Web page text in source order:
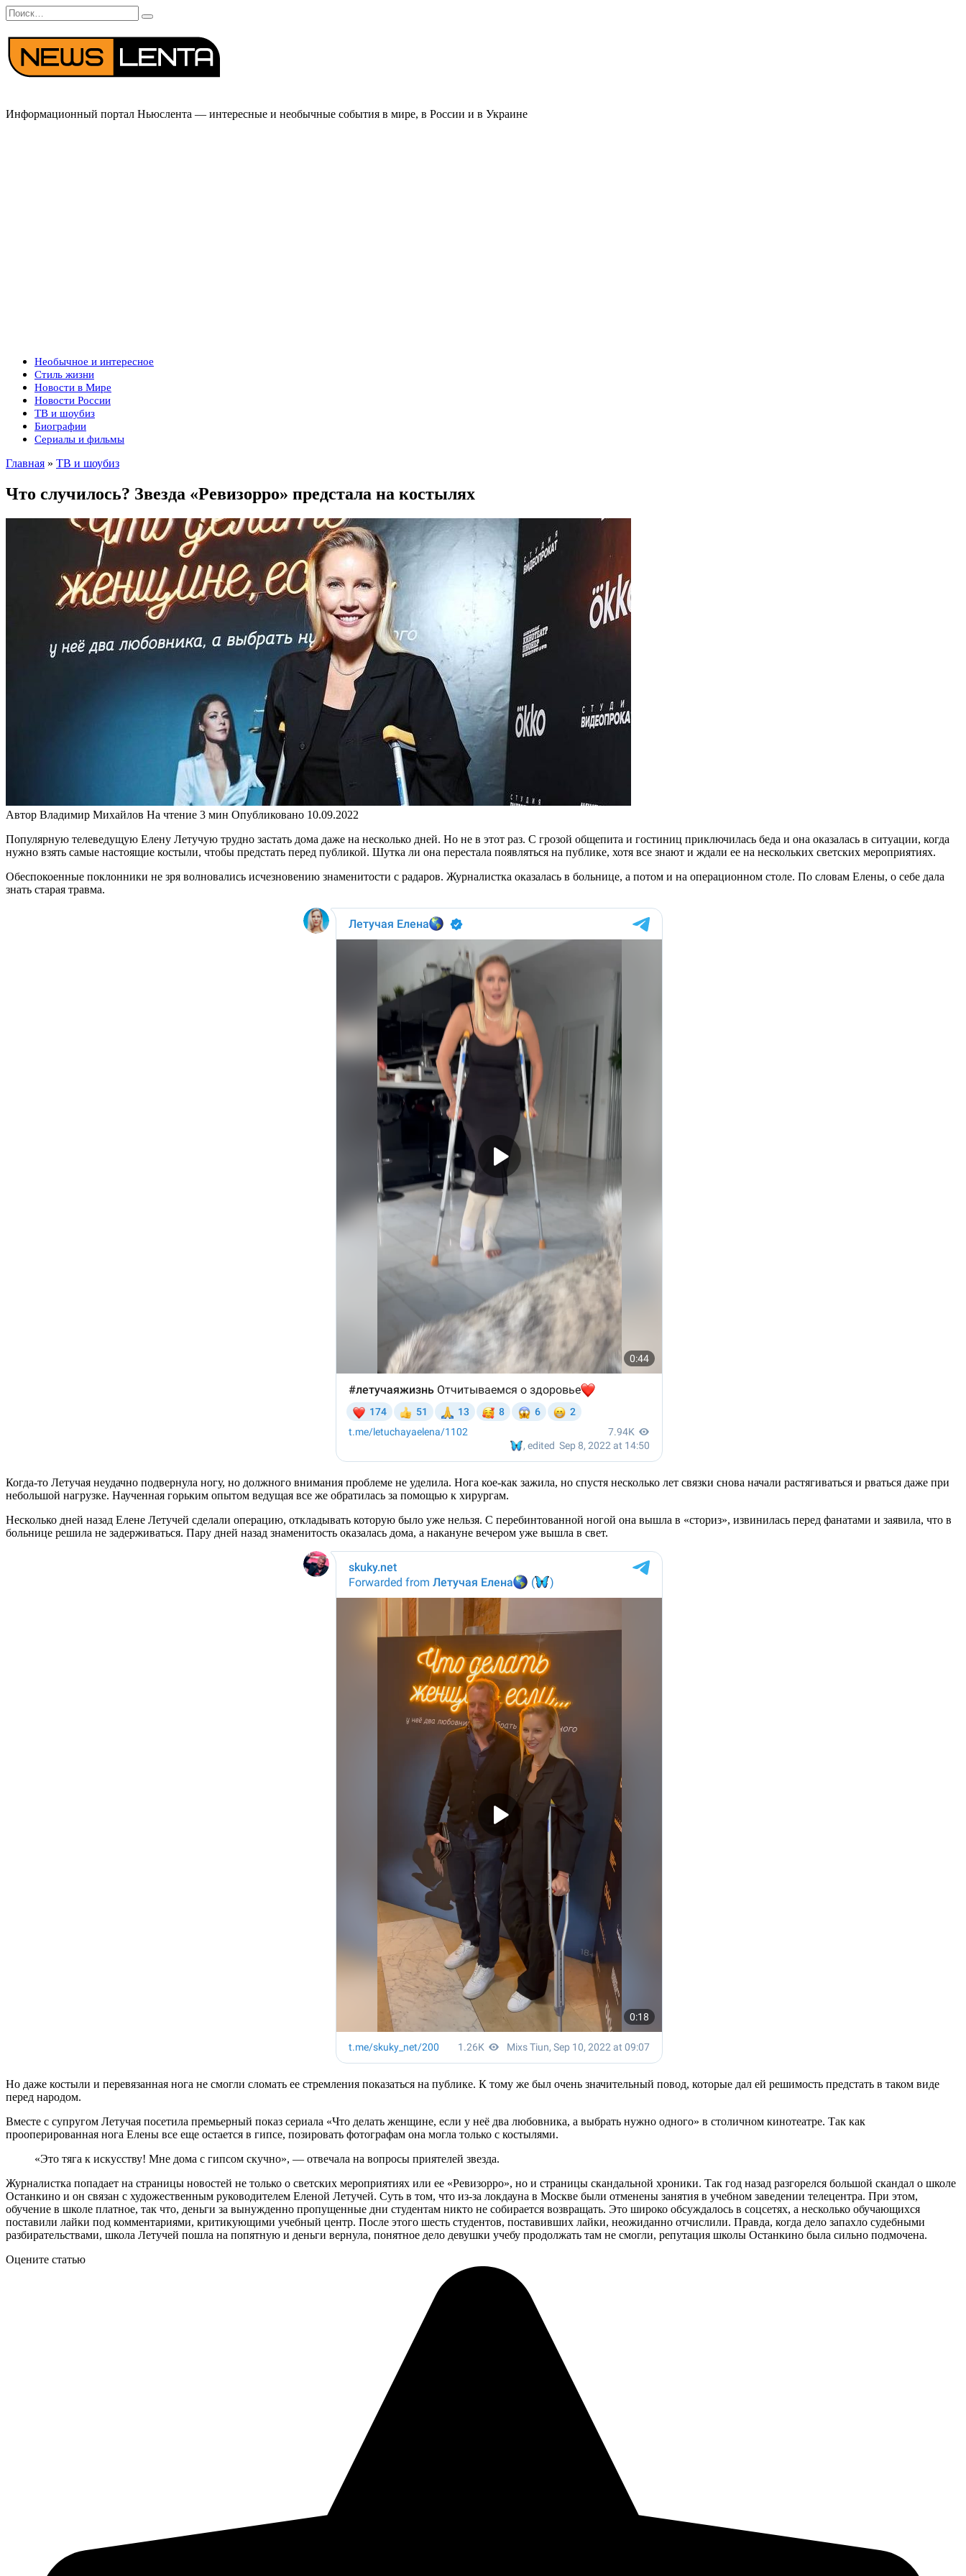
Перейти
к
содержанию
Search
for:
Информационный портал Ньюслента — интересные и необычные события в мире, в России и в Украине
Необычное и интересное
Стиль жизни
Новости в Мире
Новости России
ТВ и шоубиз
Биографии
Сериалы и фильмы
Главная » ТВ и шоубиз
Что случилось? Звезда «Ревизорро» предстала на костылях
Автор Владимир Михайлов На чтение 3 мин Опубликовано 10.09.2022
Популярную телеведущую Елену Летучую трудно застать дома даже на несколько дней. Но не в этот раз. С грозой общепита и гостиниц приключилась беда и она оказалась в ситуации, когда
нужно взять самые настоящие костыли, чтобы предстать перед публикой. Шутка ли она перестала появляться на публике, хотя все знают и ждали ее на нескольких светских мероприятиях.
Обеспокоенные поклонники не зря волновались исчезновению знаменитости с радаров. Журналистка оказалась в больнице, а потом и на операционном столе. По словам Елены, о себе дала
знать старая травма.
Когда-то Летучая неудачно подвернула ногу, но должного внимания проблеме не уделила. Нога кое-как зажила, но спустя несколько лет связки снова начали растягиваться и рваться даже при
небольшой нагрузке. Наученная горьким опытом ведущая все же обратилась за помощью к хирургам.
Несколько дней назад Елене Летучей сделали операцию, откладывать которую было уже нельзя. С перебинтованной ногой она вышла в «сториз», извинилась перед фанатами и заявила, что в
больнице решила не задерживаться. Пару дней назад знаменитость оказалась дома, а накануне вечером уже вышла в свет.
Но даже костыли и перевязанная нога не смогли сломать ее стремления показаться на публике. К тому же был очень значительный повод, которые дал ей решимость предстать в таком виде
перед народом.
Вместе с супругом Летучая посетила премьерный показ сериала «Что делать женщине, если у неё два любовника, а выбрать нужно одного» в столичном кинотеатре. Так как
прооперированная нога Елены все еще остается в гипсе, позировать фотографам она могла только с костылями.
«Это тяга к искусству! Мне дома с гипсом скучно», — отвечала на вопросы приятелей звезда.
Журналистка попадает на страницы новостей не только о светских мероприятиях или ее «Ревизорро», но и страницы скандальной хроники. Так год назад разгорелся большой скандал о школе
Останкино и он связан с художественным руководителем Еленой Летучей. Суть в том, что из-за локдауна в Москве были отменены занятия в учебном заведении телецентра. При этом,
обучение в школе платное, так что, деньги за вынужденно пропущенные дни студентам никто не собирается возвращать. Это широко обсуждалось в соцсетях, а несколько обучающихся
поставили лайки под комментариями, критикующими учебный центр. После этого шесть студентов, поставивших лайки, неожиданно отчислили. Правда, когда дело запахло судебными
разбирательствами, школа Летучей пошла на попятную и деньги вернула, понятное дело девушки учебу продолжать там не смогли, репутация школы Останкино была сильно подмочена.
Оцените статью